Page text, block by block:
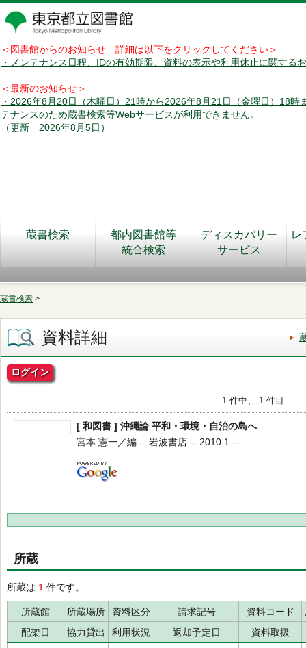
＜図書館からのお知らせ 詳細は以下をクリックしてください＞
・メンテナンス日程、IDの有効期限、資料の表示や利用休止に関する
＜最新のお知らせ＞
・2026年8月20日（木曜日）21時から2026年8月21日（金曜日）18時
テナンスのため蔵書検索等Webサービスが利用できません。
（更新 2026年8月5日）
蔵書検索
都内図書館等
統合検索
ディスカバリー
サービス
レ
蔵書検索 >
資料詳細
ログイン
1 件中、 1 件目
[ 和図書 ] 沖縄論 平和・環境・自治の島へ
宮本 憲一／編 -- 岩波書店 -- 2010.1 --
所蔵
所蔵は 1 件です。
所蔵館 所蔵場所 資料区分 請求記号 資料コード
配架日
協力貸出 利用状況 返却予定日
資料取扱